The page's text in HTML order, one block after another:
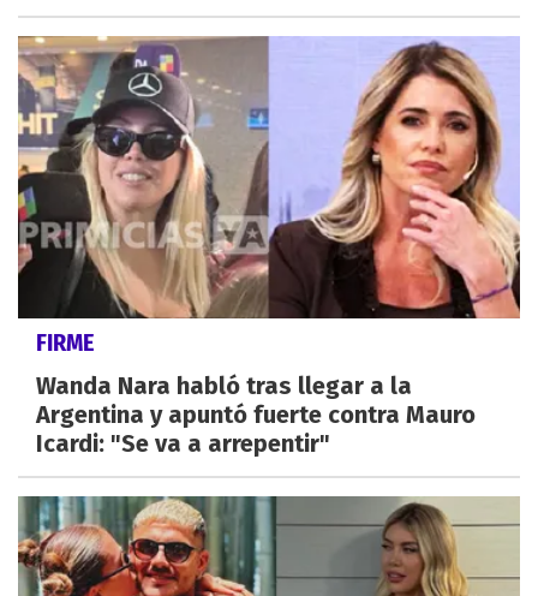
FIRME
Wanda Nara habló tras llegar a la
Argentina y apuntó fuerte contra Mauro
Icardi: "Se va a arrepentir"